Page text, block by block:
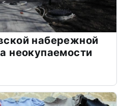
набережной
неокупаемости